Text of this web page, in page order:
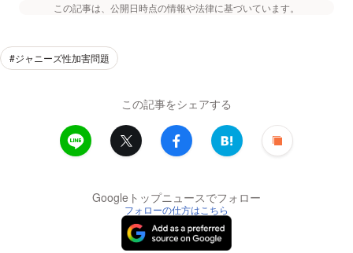
この記事は、公開日時点の情報や法律に基づいています。
#ジャニーズ性加害問題
この記事をシェアする
Googleトップニュースでフォロー
フォローの仕方はこちら